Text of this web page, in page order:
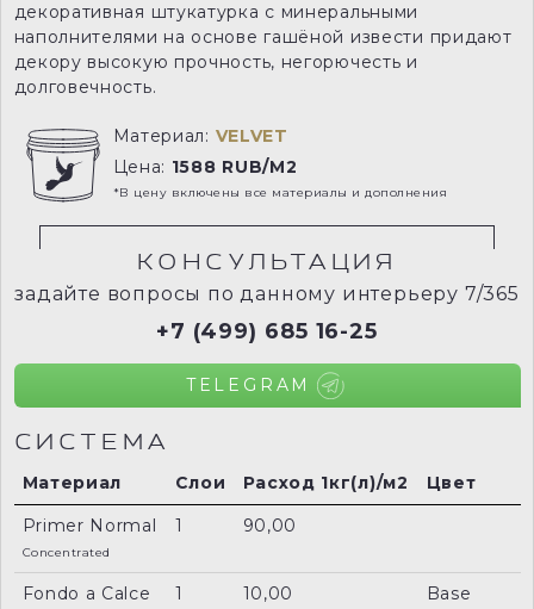
декоративная штукатурка с минеральными
наполнителями на основе гашёной извести придают
декору высокую прочность, негорючесть и
долговечность.
Материал: VELVET
Цена: 1588 RUB/M2
*В цену включены все материалы и дополнения
КОНСУЛЬТАЦИЯ
задайте вопросы по данному интерьеру 7/365
+7 (499) 685 16-25
TELEGRAM
СИСТЕМА
Материал Слои Расход 1кг(л)/м2
Цвет
Primer Normal
Concentrated
1 90,00
Fondo a Calce 1 10,00
Base